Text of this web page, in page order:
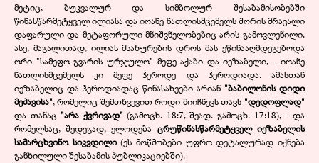
მეტიც, ბუკვალურ და სიმბოლურ შესაბამისობებში
წინასწარმეტყველ ილიასა და იოანე ნათლისმცემელს შორის მრავალი
დაფარული და მეტაფორული მნიშვნელობებიც არის გამოვლენილი.
ასე, მაგალითად, ილიას მსახურების დროს მას ეწინააღმდეგებოდა
ორი "სამეფო გვარის ურჯულო" მეფე აქაბი და იეზაბელი, - იოანე
ნათლისმცემელს კი მეფე ჰეროდე და ჰეროდიადა. ამასთან
იეზაბელიც და ჰეროდიადაც წინასახეები არიან "ბაბილონის დიდი
მეძავისა", რომელიც შემთხვევით როდი მიიჩნევს თავს "დედოფლად"
და თანაც "არა ქვრივად" (გამოცხ. 18:7, შეად. გამოცხ. 17:18), - და
რომელსაც, შედეგად, ელოდება ცრუწინასწარმეტყველ იეზაბელის
სამარცხვინო სიკვდილი(ეს მოწმობები უფრო დეტალურად იქნება
განხილული შესაბამის პუბლიკაციებში).